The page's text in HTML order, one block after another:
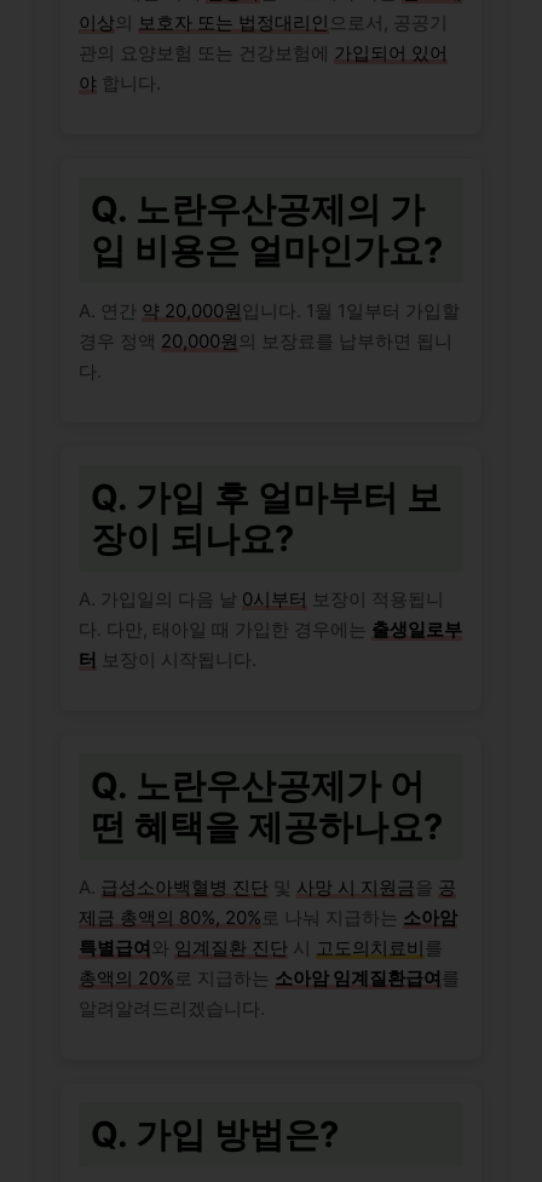
이상의 보호자 또는 법정대리인 으로서, 공공기
관의 요양보험 또는 건강보험에 가입되어 있어
야 합니다.
Q. 노란우산공제의 가
입 비용은 얼마인가요?
A. 연간 약 20,000원입니다. 1월 1일부터 가입할
경우 정액 20,000원의 보장료를 납부하면 됩니
다.
Q. 가입 후 얼마부터 보
장이 되나요?
A. 가입일의 다음 날 0시부터 보장이 적용됩니
다. 다만, 태아일 때 가입한 경우에는 출생일로부
터 보장이 시작됩니다.
Q. 노란우산공제가 어
떤 혜택을 제공하나요?
A. 급성소아백혈병 진단 및 사망 시 지원금을 공
제금 총액의 80%, 20% 로 나눠 지급하는 소아암
특별급여 와 임계질환 진단 시 고도의치료비를
총액의 20% 로 지급하는 소아암 임계질환급여 를
알려알려드리겠습니다.
Q. 가입 방법은?